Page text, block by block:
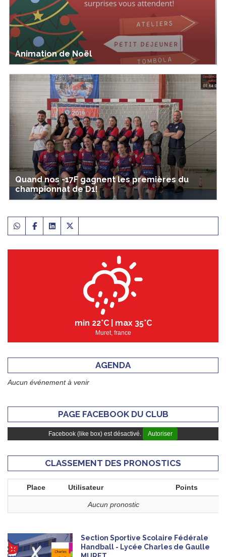
Animation de Noël
Quand nos -17F gagnent les premières du
championnat de D1!
min 22°C | max 35°C
Muret, france
AGENDA
Aucun événement à venir
PAGE FACEBOOK DU CLUB
Facebook (like box) est désactivé. Autoriser
CLASSEMENT DES PRONOSTICS
Place Utilisateur Points
Aucun pronostic
Section Sportive Scolaire Fédérale
Handball - Lycée Charles de Gaulle